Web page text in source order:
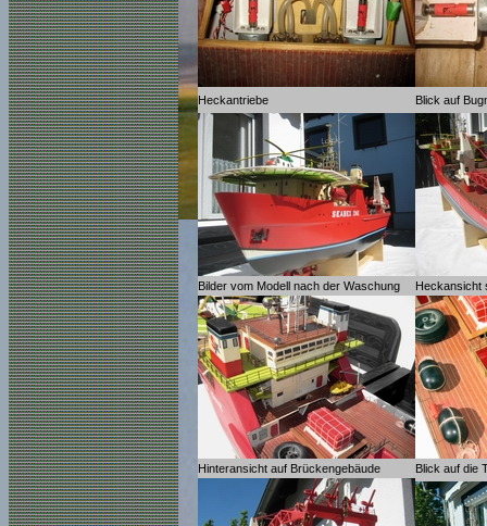
Heckantriebe Blick auf
Bilder vom Modell nach der Waschung Heckansicht
Hinteransicht auf Brückengebäude Blick auf die